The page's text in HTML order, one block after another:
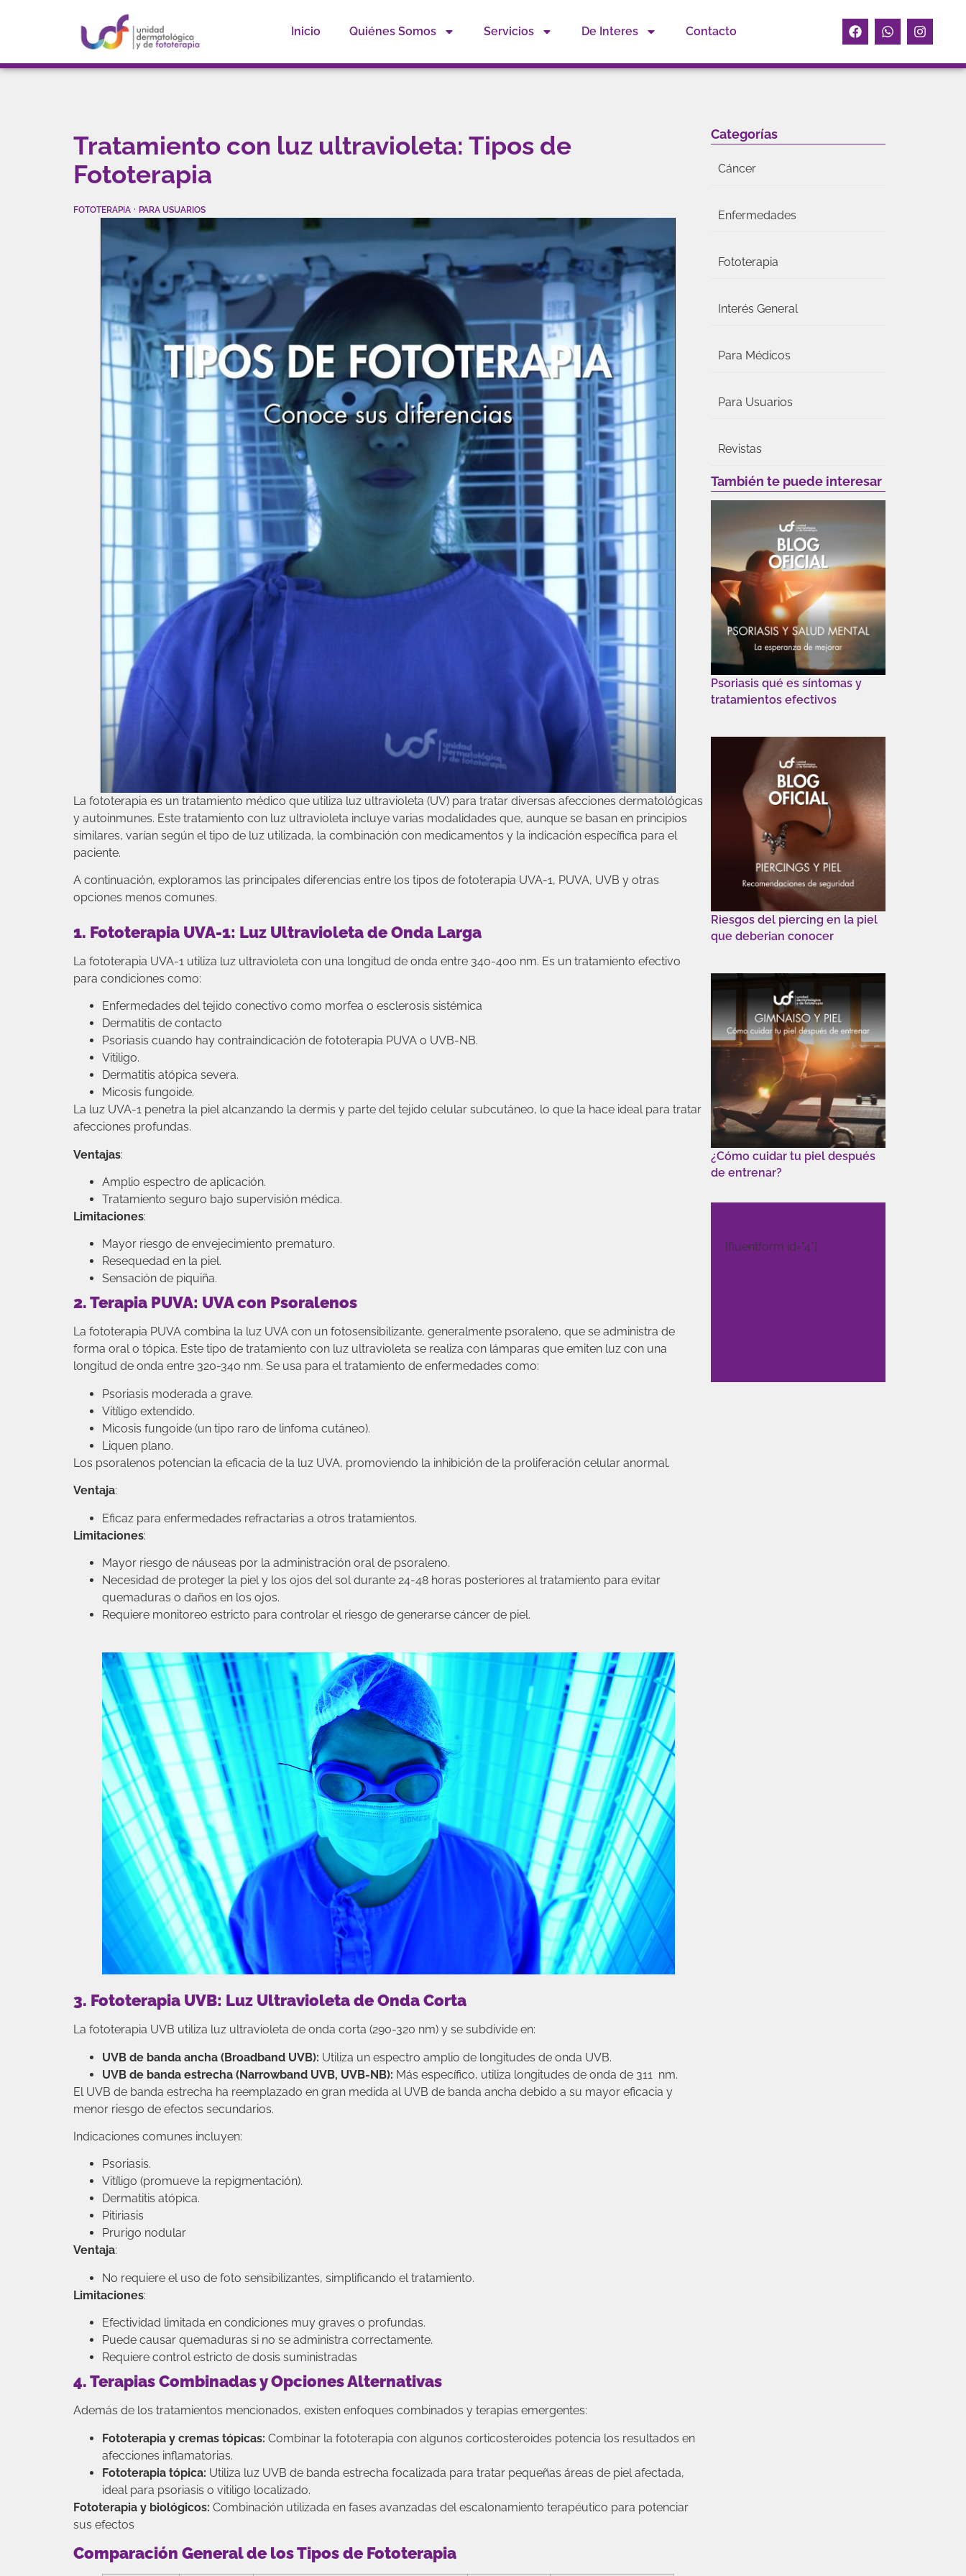
Inicio Quiénes Somos Servicios De Interes Contacto
Tratamiento con luz ultravioleta: Tipos de
Fototerapia
FOTOTERAPIA · PARA USUARIOS
La fototerapia es un tratamiento médico que utiliza luz ultravioleta (UV) para tratar diversas afecciones dermatológicas
y autoinmunes. Este tratamiento con luz ultravioleta incluye varias modalidades que, aunque se basan en principios
similares, varían según el tipo de luz utilizada, la combinación con medicamentos y la indicación específica para el
paciente.
A continuación, exploramos las principales diferencias entre los tipos de fototerapia UVA-1, PUVA, UVB y otras
opciones menos comunes.
1. Fototerapia UVA-1: Luz Ultravioleta de Onda Larga
La fototerapia UVA-1 utiliza luz ultravioleta con una longitud de onda entre 340-400 nm. Es un tratamiento efectivo
para condiciones como:
Enfermedades del tejido conectivo como morfea o esclerosis sistémica
Dermatitis de contacto
Psoriasis cuando hay contraindicación de fototerapia PUVA o UVB-NB.
Vitiligo.
Dermatitis atópica severa.
Micosis fungoide.
La luz UVA-1 penetra la piel alcanzando la dermis y parte del tejido celular subcutáneo, lo que la hace ideal para tratar
afecciones profundas.
Ventajas:
Amplio espectro de aplicación.
Tratamiento seguro bajo supervisión médica.
Limitaciones:
Mayor riesgo de envejecimiento prematuro.
Resequedad en la piel.
Sensación de piquiña.
2. Terapia PUVA: UVA con Psoralenos
La fototerapia PUVA combina la luz UVA con un fotosensibilizante, generalmente psoraleno, que se administra de
forma oral o tópica. Este tipo de tratamiento con luz ultravioleta se realiza con lámparas que emiten luz con una
longitud de onda entre 320-340 nm. Se usa para el tratamiento de enfermedades como:
Psoriasis moderada a grave.
Vitíligo extendido.
Micosis fungoide (un tipo raro de linfoma cutáneo).
Liquen plano.
Los psoralenos potencian la eficacia de la luz UVA, promoviendo la inhibición de la proliferación celular anormal.
Ventaja:
Eficaz para enfermedades refractarias a otros tratamientos.
Limitaciones:
Mayor riesgo de náuseas por la administración oral de psoraleno.
Necesidad de proteger la piel y los ojos del sol durante 24-48 horas posteriores al tratamiento para evitar
quemaduras o daños en los ojos.
Requiere monitoreo estricto para controlar el riesgo de generarse cáncer de piel.
3. Fototerapia UVB: Luz Ultravioleta de Onda Corta
La fototerapia UVB utiliza luz ultravioleta de onda corta (290-320 nm) y se subdivide en:
UVB de banda ancha (Broadband UVB): Utiliza un espectro amplio de longitudes de onda UVB.
UVB de banda estrecha (Narrowband UVB, UVB-NB): Más específico, utiliza longitudes de onda de 311 nm.
El UVB de banda estrecha ha reemplazado en gran medida al UVB de banda ancha debido a su mayor eficacia y
menor riesgo de efectos secundarios.
Indicaciones comunes incluyen:
Psoriasis.
Vitíligo (promueve la repigmentación).
Dermatitis atópica.
Pitiriasis
Prurigo nodular
Ventaja:
No requiere el uso de foto sensibilizantes, simplificando el tratamiento.
Limitaciones:
Efectividad limitada en condiciones muy graves o profundas.
Puede causar quemaduras si no se administra correctamente.
Requiere control estricto de dosis suministradas
4. Terapias Combinadas y Opciones Alternativas
Además de los tratamientos mencionados, existen enfoques combinados y terapias emergentes:
Fototerapia y cremas tópicas: Combinar la fototerapia con algunos corticosteroides potencia los resultados en
afecciones inflamatorias.
Fototerapia tópica: Utiliza luz UVB de banda estrecha focalizada para tratar pequeñas áreas de piel afectada,
ideal para psoriasis o vitiligo localizado.
Fototerapia y biológicos: Combinación utilizada en fases avanzadas del escalonamiento terapéutico para potenciar
sus efectos
Comparación General de los Tipos de Fototerapia
Categorías
Cáncer
Enfermedades
Fototerapia
Interés General
Para Médicos
Para Usuarios
Revistas
También te puede interesar
Psoriasis qué es síntomas y
tratamientos efectivos
Riesgos del piercing en la piel
que deberian conocer
¿Cómo cuidar tu piel después
de entrenar?
[fluentform id="4"]